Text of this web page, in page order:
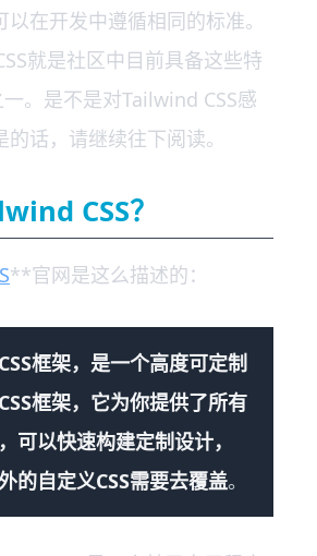
在开发中遵循相同的标准。
就是社区中目前具备这些特
一。是不是对Tailwind CSS感
话，请继续往下阅读。
CSS？
**官网是这么描述的：
框架，是一个高度可定制
框架，它为你提供了所有
可以快速构建定制设计，
的自定义CSS需要去覆盖。